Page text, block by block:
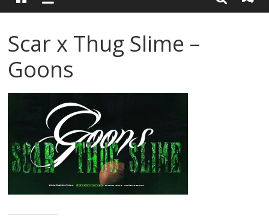
Scar x Thug Slime –
Goons